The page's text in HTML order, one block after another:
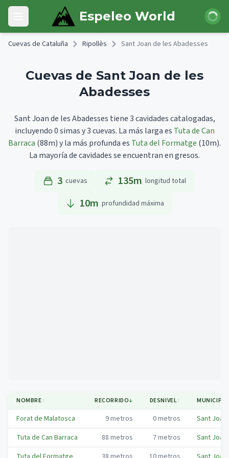
Skip to main content
Open main menu Espeleo World Iniciar
Cuevas de Cataluña Ripollès Sant Joan de les Abadesses
Cuevas de Sant Joan de les
Abadesses
Sant Joan de les Abadesses tiene 3 cavidades catalogadas,
incluyendo 0 simas y 3 cuevas. La más larga es Tuta de Can
Barraca (88m)y la más profunda es Tuta del Formatge (10m).
La mayoría de cavidades se encuentran en gresos.
3 cuevas 135m longitud total
10m profundidad máxima
NOMBRE↕ RECORRIDO↓ DESNIVEL↕ MUNICIPIO
Forat de Malatosca 9metros 0metros
Sant
Tuta de Can Barraca
88 metros 7metros
Sant